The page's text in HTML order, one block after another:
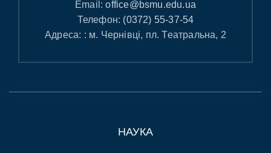
Email:office@bsmu.edu.ua
Телефон: (0372) 55-37-54
Адреса: : м. Чернівці, пл. Театральна, 2
НАУКА